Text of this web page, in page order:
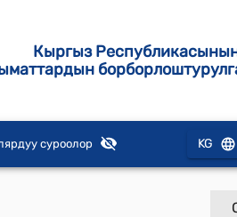
Кыргыз
суроолор KG